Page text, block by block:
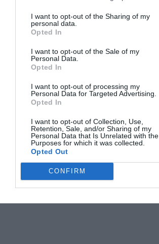
I want to opt-out of the Sharing of my
personal data.
Opted In
I want to opt-out of the Sale of my
Personal Data.
Opted In
I want to opt-out of processing my
Personal Data for Targeted Advertising.
Opted In
I want to opt-out of Collection, Use,
Retention, Sale, and/or Sharing of my
Personal Data that Is Unrelated with the
Purposes for which it was collected.
Opted Out
CONFIRM